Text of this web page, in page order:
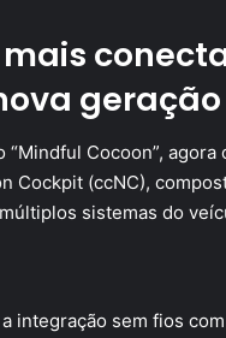
Cocoon”,
Cockpit (ccNC),
sistemas do
integração sem fios